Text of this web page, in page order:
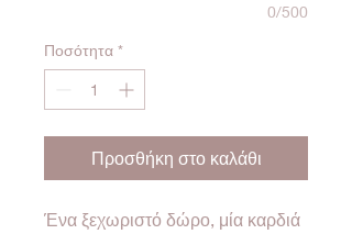
0/500
Ποσότητα *
Προσθήκη στο καλάθι
Ένα ξεχωριστό δώρο, μία καρδιά